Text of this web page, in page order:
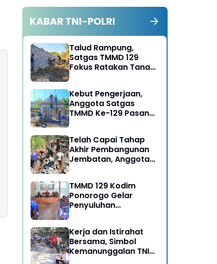
KABAR TNI-POLRI
Talud Rampung,
Satgas TMMD 129
Fokus Ratakan Tanah
Kebut Pengerjaan,
Anggota Satgas
TMMD Ke-129 Pasang
RTLH
Telah Capai Tahap
Akhir Pembangunan
Jembatan, Anggota
Jalan
TMMD 129 Kodim
Ponorogo Gelar
Penyuluhan
Kerja dan Istirahat
Bersama, Simbol
Kemanunggalan TNI